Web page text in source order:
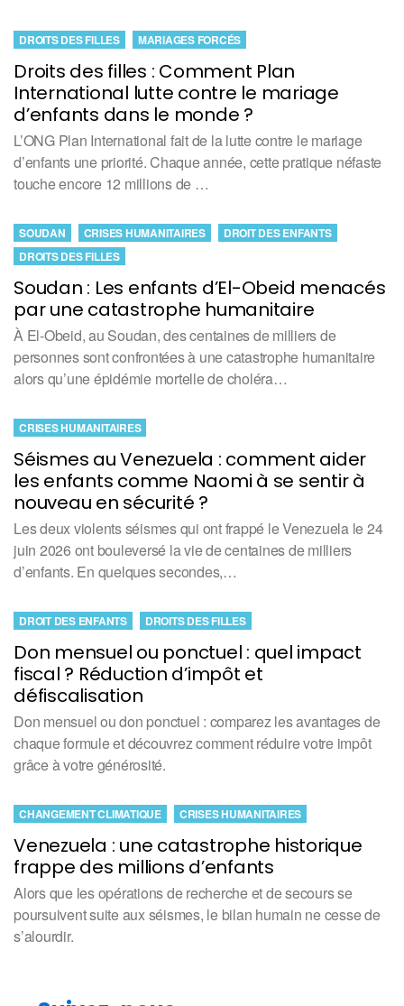
Droits des filles : Comment Plan
International lutte contre le mariage
d’enfants dans le monde ?
DROITS DES FILLES MARIAGES FORCÉS
L’ONG Plan International fait de la lutte contre le mariage
d’enfants une priorité. Chaque année, cette pratique néfaste
touche encore 12 millions de …
Soudan : Les enfants d’El-Obeid menacés
par une catastrophe humanitaire
SOUDAN CRISES HUMANITAIRES
DROIT DES ENFANTS
DROITS DES FILLES
À El-Obeid, au Soudan, des centaines de milliers de
personnes sont confrontées à une catastrophe humanitaire
alors qu’une épidémie mortelle de choléra…
Séismes au Venezuela : comment aider
les enfants comme Naomi à se sentir à
nouveau en sécurité ?
CRISES HUMANITAIRES
Les deux violents séismes qui ont frappé le Venezuela le 24
juin 2026 ont bouleversé la vie de centaines de milliers
d’enfants. En quelques secondes,…
Don mensuel ou ponctuel : quel impact
fiscal ? Réduction d’impôt et
défiscalisation
DROIT DES ENFANTS DROITS DES FILLES
Don mensuel ou don ponctuel : comparez les avantages de
chaque formule et découvrez comment réduire votre impôt
grâce à votre générosité.
Venezuela : une catastrophe historique
frappe des millions d’enfants
CHANGEMENT CLIMATIQUE CRISES HUMANITAIRES
Alors que les opérations de recherche et de secours se
poursuivent suite aux séismes, le bilan humain ne cesse de
s’alourdir.